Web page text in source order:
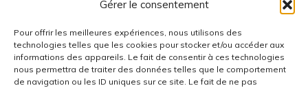
Gérer le consentement
Pour offrir les meilleures expériences, nous utilisons des
technologies telles que les cookies pour stocker et/ou accéder aux
informations des appareils. Le fait de consentir à ces technologies
nous permettra de traiter des données telles que le comportement
de navigation ou les ID uniques sur ce site. Le fait de ne pas
Enermax : comment
choisir le bon
matériel pour votre…
nouveaux boîtiers
BO400CG V2 et
X400CG…